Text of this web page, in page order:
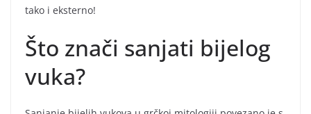
tako i eksterno!
Što znači sanjati bijelog
vuka?